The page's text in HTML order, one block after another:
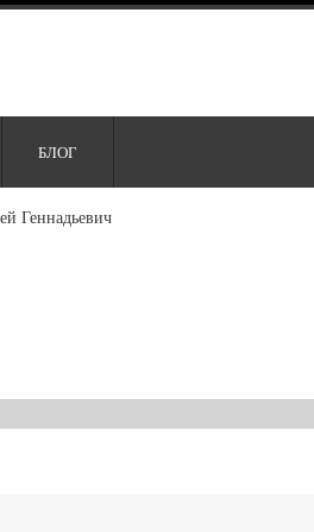
БЛОГ
Геннадьевич